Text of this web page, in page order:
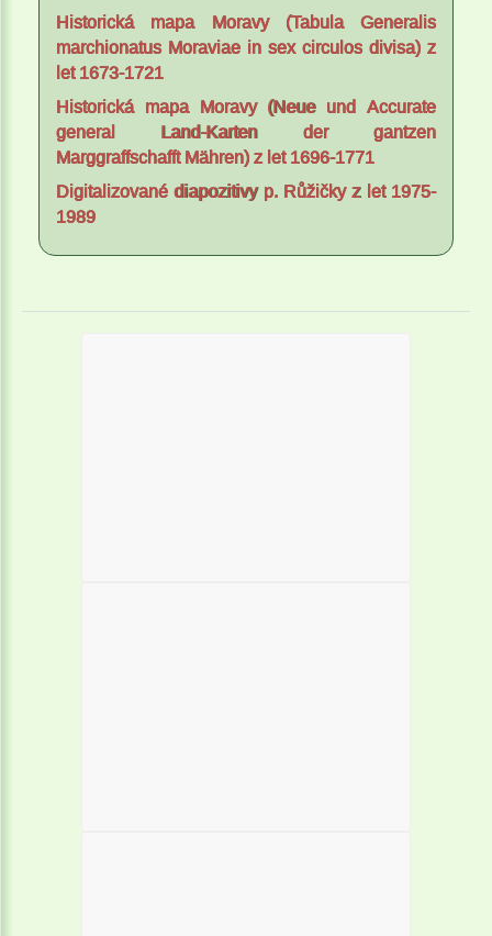
Historická mapa Moravy (Tabula Generalis
marchionatus Moraviae in sex circulos divisa) z
let 1673-1721
Historická mapa Moravy (Neue und Accurate
general Land-Karten der gantzen
Marggraffschafft Mähren) z let 1696-1771
Digitalizované diapozitivy p. Růžičky z let 1975-
1989